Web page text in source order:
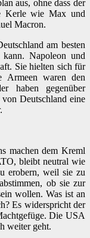
aus, ohne dass der
Kerle wie Max und
Macron.
am besten
kann. Napoleon und
Sie hielten sich für
Armeen waren den
haben gegenüber
Deutschland eine
machen dem Kreml
bleibt neutral wie
erobern, weil sie zu
ob sie zur
wollen. Was ist an
Es widerspricht der
Die USA
weiter geht.